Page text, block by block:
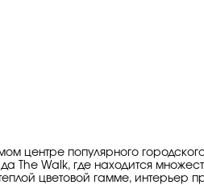
центре популярного
The Walk, где находится
цветовой гамме, интерьер